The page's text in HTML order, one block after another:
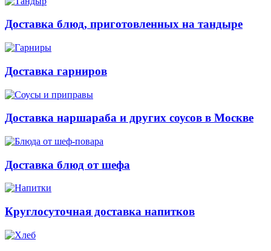
Доставка блюд, приготовленных на тандыре
Доставка гарниров
Доставка наршараба и других соусов в Москве
Доставка блюд от шефа
Круглосуточная доставка напитков